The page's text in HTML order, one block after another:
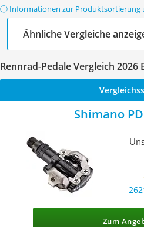
ⓘ Informationen zur Produktsortierung
Ähnliche Vergleiche
Rennrad-Pedale Vergleich 2026
Shimano
Zum